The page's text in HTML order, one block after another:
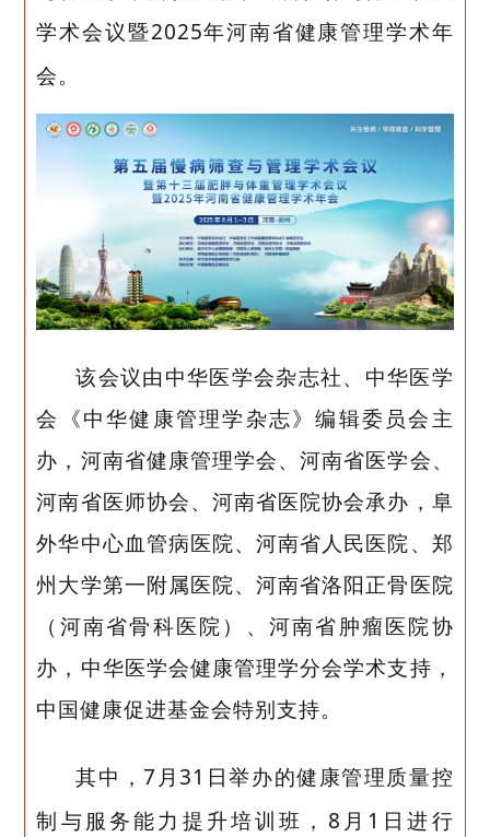
学术会议暨2025年河南省健康管理学术年
会。
该会议由中华医学会杂志社、中华医学
会《中华健康管理学杂志》编辑委员会主
办，河南省健康管理学会、河南省医学会、
河南省医师协会、河南省医院协会承办，阜
外华中心血管病医院、河南省人民医院、郑
州大学第一附属医院、河南省洛阳正骨医院
（河南省骨科医院）、河南省肿瘤医院协
办，中华医学会健康管理学分会学术支持，
中国健康促进基金会特别支持。
其中，7 月31 日举办的健康管理质量控
制与服务能力提升培训班， 8 月 1 日进行